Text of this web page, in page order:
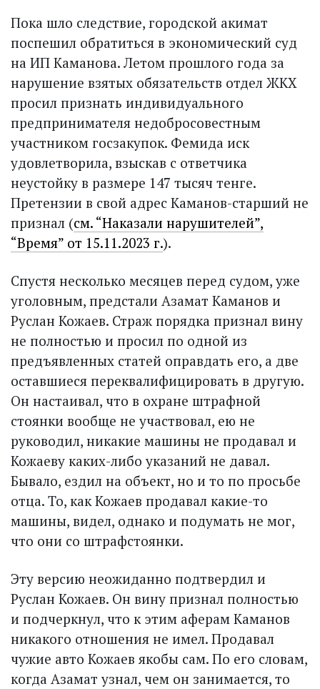
Пока шло следствие, городской акимат
поспешил обратиться в экономический суд
на ИП Каманова. Летом прошлого года за
нарушение взятых обязательств отдел ЖКХ
просил признать индивидуального
предпринимателя недобросовестным
участником госзакупок. Фемида иск
удовлетворила, взыскав с ответчика
неустойку в размере 147 тысяч тенге.
Претензии в свой адрес Каманов-старший не
признал (см. “Наказали нарушителей”,
“Время” от 15.11.2023 г.).
Спустя несколько месяцев перед судом, уже
уголовным, предстали Азамат Каманов и
Руслан Кожаев. Страж порядка признал вину
не полностью и просил по одной из
предъявленных статей оправдать его, а две
оставшиеся переквалифицировать в другую.
Он настаивал, что в охране штрафной
стоянки вообще не участвовал, ею не
руководил, никакие машины не продавал и
Кожаеву каких-либо указаний не давал.
Бывало, ездил на объект, но и то по просьбе
отца. То, как Кожаев продавал какие-то
машины, видел, однако и подумать не мог,
что они со штрафстоянки.
Эту версию неожиданно подтвердил и
Руслан Кожаев. Он вину признал полностью
и подчеркнул, что к этим аферам Каманов
никакого отношения не имел. Продавал
чужие авто Кожаев якобы сам. По его словам,
когда Азамат узнал, чем он занимается, то